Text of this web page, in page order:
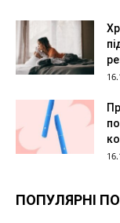
ПОПУЛЯРНІ